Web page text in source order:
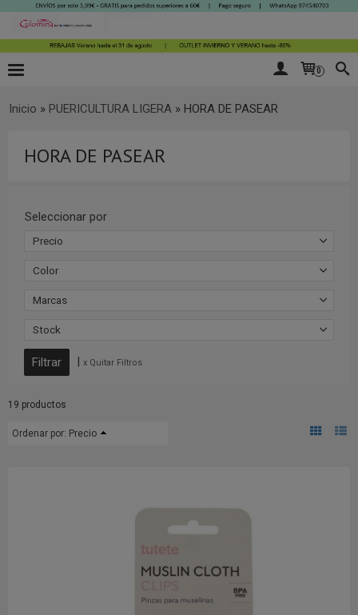
0
Inicio » PUERICULTURA LIGERA » HORA DE PASEAR
HORA DE PASEAR
Seleccionar por
Precio
Color
Marcas
Stock
| x Quitar Filtros
19 productos
Ordenar por: Precio